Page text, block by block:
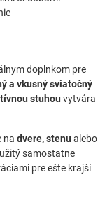
doplnkom pre
a vkusný sviatočný
stuhou vytvára
na dvere, stenu alebo
samostatne
pre ešte krajší